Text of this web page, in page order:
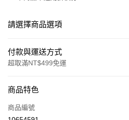
請選擇商品選項
付款與運送方式
超取滿NT$499免運
信用卡一次付款
超商取貨付款
商品特色
商品編號